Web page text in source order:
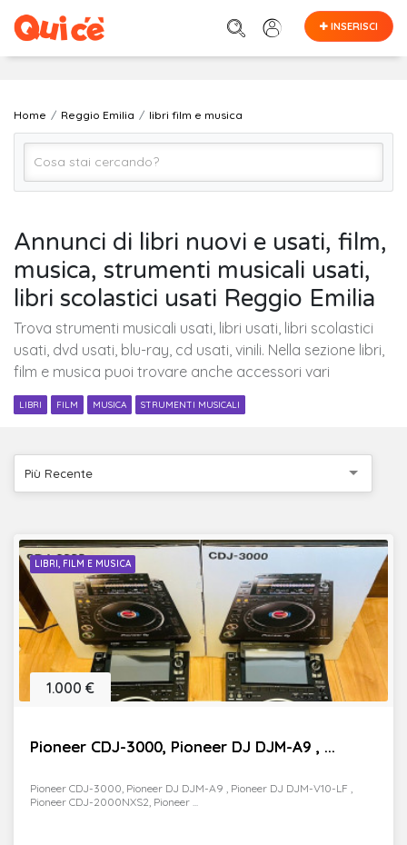
INSERISCI
Home Reggio Emilia libri film e musica
Reggio Emilia
Cerca
Annunci di libri nuovi e usati, film,
musica, strumenti musicali usati,
libri scolastici usati Reggio Emilia
Trova strumenti musicali usati, libri usati, libri scolastici
usati, dvd usati, blu-ray, cd usati, vinili. Nella sezione libri,
film e musica puoi trovare anche accessori vari
LIBRI FILM MUSICA STRUMENTI MUSICALI
Più Recente
LIBRI, FILM E MUSICA
Pioneer CDJ-3000, Pioneer DJ DJM-A9 , ...
1.000 €
Pioneer CDJ-3000, Pioneer DJ DJM-A9 , Pioneer DJ DJM-V10-LF ,
Pioneer CDJ-2000NXS2, Pioneer ...